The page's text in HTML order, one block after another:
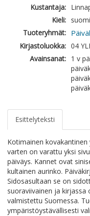
Kustantaja:
Kieli: suomi
Tuoteryhmät:
Kirjastoluokka: 04
Avainsanat: 1 v
Esittelyteksti
Kotimainen kovakantinen
varten on varattu yksi
päiväys. Kannet ovat
kultainen aurinko.
Sidosasultaan se on
suoraviivainen ja kirjassa
valmistettu Suomessa.
ympäristöystävällisesti